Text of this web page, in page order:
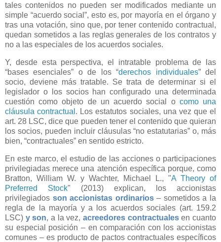
tales contenidos no pueden ser modificados mediante un
simple “acuerdo social”, esto es, por mayoría en el órgano y
tras una votación, sino que, por tener contenido contractual,
quedan sometidos a las reglas generales de los contratos y
no a las especiales de los acuerdos sociales.
Y, desde esta perspectiva, el intratable problema de las
“bases esenciales” o de los “derechos individuales” del
socio, deviene más tratable. Se trata de determinar si el
legislador o los socios han configurado una determinada
cuestión como objeto de un acuerdo social o como una
cláusula contractual . Los estatutos sociales, una vez que el
art. 28 LSC, dice que pueden tener el contenido que quieran
los socios, pueden incluir cláusulas “no estatutarias” o, más
bien, “contractuales” en sentido estricto.
En este marco, el estudio de las acciones o participaciones
privilegiadas merece una atención específica porque, como
Bratton, William W. y Wachter, Michael L., "A Theory of
Preferred Stock" (2013) explican, los accionistas
privilegiados son accionistas ordinarios– sometidos a la
regla de la mayoría y a los acuerdos sociales (art. 159.2
LSC) y son, a la vez,acreedores contractualesen cuanto
su especial posición – en comparación con los accionistas
comunes – es producto de pactos contractuales específicos